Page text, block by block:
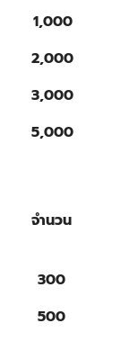
1,000
2,000
3,000
5,000
จำนวน
300
500